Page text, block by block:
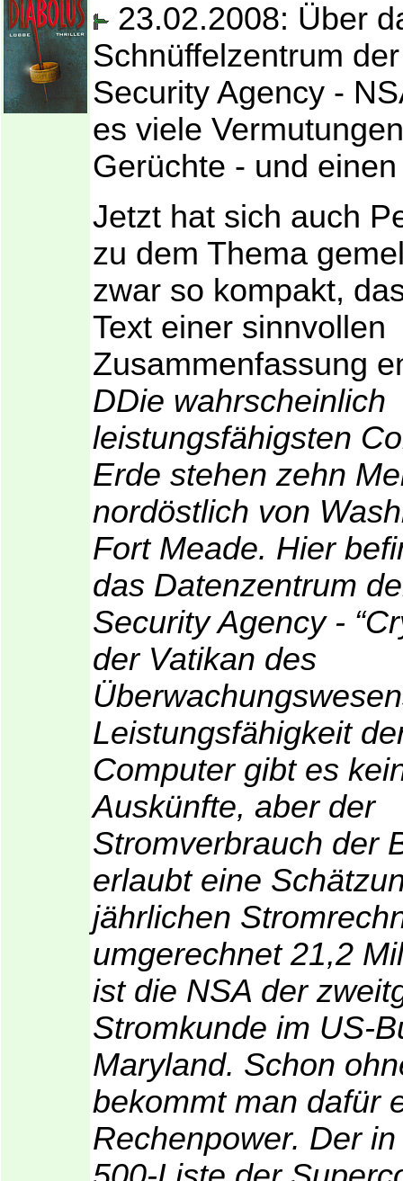
23.02.2008: Über
Schnüffelzentrum
Security Agency -
es viele
Gerüchte - und
Jetzt hat sich auch
zu dem Thema
zwar so kompakt,
Text einer sinnvollen
Zusammenfassung
DDie wahrscheinlich
leistungsfähigsten
Erde stehen zehn
nordöstlich von
Fort Meade. Hier
das Datenzentrum
Security Agency -
der Vatikan des
Leistungsfähigkeit
Computer gibt es
Auskünfte, aber der
Stromverbrauch der
erlaubt eine
jährlichen
umgerechnet 21,2
ist die NSA der
Stromkunde im US-
Maryland. Schon
bekommt man dafür
Rechenpower. Der